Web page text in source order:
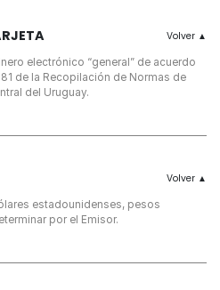
electrónico “general” de acuerdo
de la Recopilación de Normas de
del Uruguay.
estadounidenses, pesos
por el Emisor.